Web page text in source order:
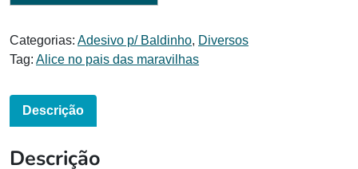
Categorias: Adesivo p/ Baldinho, Diversos
Tag: Alice no pais das maravilhas
Descrição
Descrição